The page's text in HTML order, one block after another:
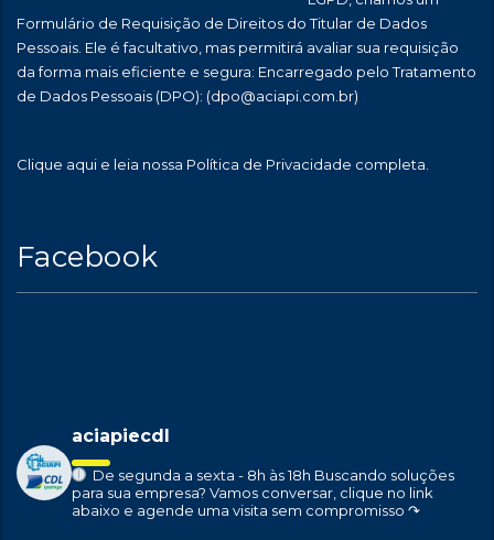
Formulário de Requisição de Direitos do Titular de Dados
Pessoais. Ele é facultativo, mas permitirá avaliar sua requisição
da forma mais eficiente e segura: Encarregado pelo Tratamento
de Dados Pessoais (DPO): (dpo@aciapi.com.br)
Clique aqui e leia nossa Política de Privacidade completa.
Facebook
aciapiecdl
De segunda a sexta - 8h às 18h Buscando soluções
para sua empresa? Vamos conversar, clique no link
abaixo e agende uma visita sem compromisso ↷